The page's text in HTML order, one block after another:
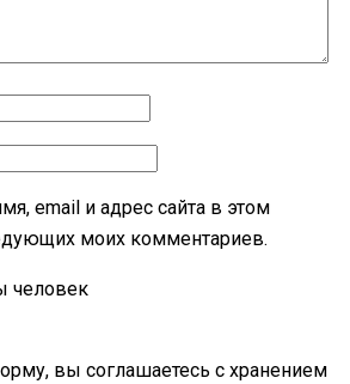
email и адрес сайта в этом
моих комментариев.
человек
вы соглашаетесь с хранением